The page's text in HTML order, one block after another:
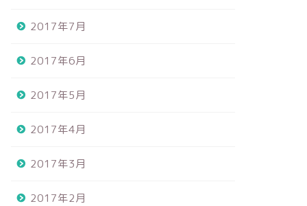
2017年7月
2017年6月
2017年5月
2017年4月
2017年3月
2017年2月